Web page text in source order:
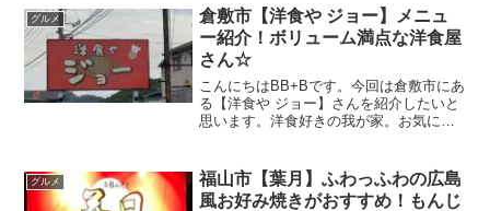
めて【龍苑】さんを訪問してから、かれ
これ20年近くた...
グルメ
倉敷市【洋食や ジョー】メニュ
ー紹介！ボリューム満点な洋食屋
さん☆
こんにちはBB+Bです。今回は倉敷市にあ
る【洋食や ジョー】さんを紹介したいと
思います。洋食好きの我が家。お気に入
で経験を積まれた店主さんが営む倉敷の
お店へ。この記事で...
グルメ
福山市【葉月】ふわっふわの広島
風お好み焼きがおすすめ！もんじ